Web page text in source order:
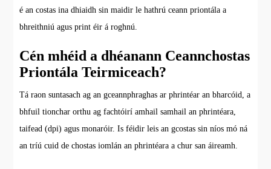
é an costas ina dhiaidh sin maidir le hathrú ceann priontála a
bhreithniú agus print éir á roghnú.
Cén mhéid a dhéanann Ceannchostas
Priontála Teirmiceach?
Tá raon suntasach ag an gceannphraghas ar phrintéar an bharcóid, a
bhfuil tionchar orthu ag fachtóirí amhail samhail an phrintéara,
taifead (dpi) agus monaróir. Is féidir leis an gcostas sin níos mó ná
an tríú cuid de chostas iomlán an phrintéara a chur san áireamh.